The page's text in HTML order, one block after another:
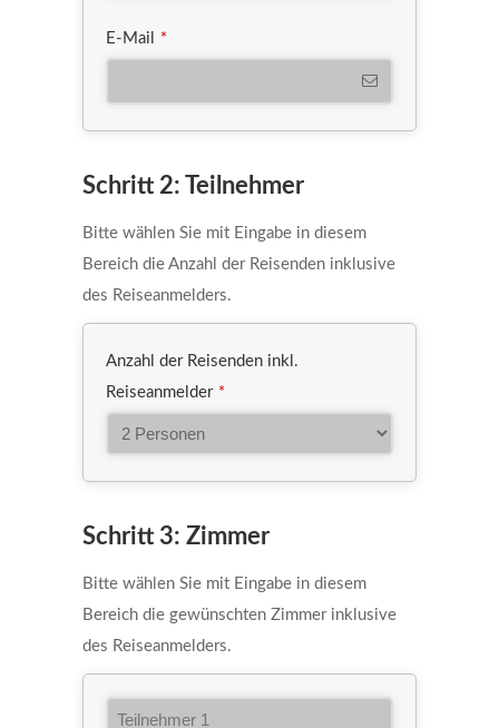
E-Mail *
Schritt 2: Teilnehmer
Bitte wählen Sie mit Eingabe in diesem
Bereich die Anzahl der Reisenden inklusive
des Reiseanmelders.
Anzahl der Reisenden inkl.
Reiseanmelder *
Schritt 3: Zimmer
Bitte wählen Sie mit Eingabe in diesem
Bereich die gewünschten Zimmer inklusive
des Reiseanmelders.